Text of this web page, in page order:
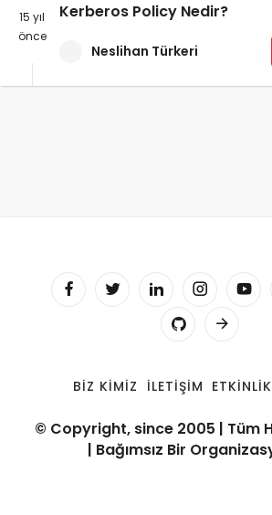
15 yıl
önce
Kerberos Policy Nedir?
Neslihan Türkeri
BIZ KIMIZ İLETIŞIM
© Copyright, since 2005 | Tüm
| Bağımsız Bir